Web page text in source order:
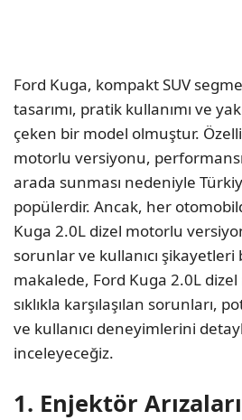
Ford Kuga, kompakt SUV
tasarımı, pratik kullanımı ve
çeken bir model olmuştur.
motorlu versiyonu,
arada sunması nedeniyle
popülerdir. Ancak, her
Kuga 2.0L dizel motorlu
sorunlar ve kullanıcı şikayetleri
makalede, Ford Kuga 2.0L
sıklıkla karşılaşılan sorunları,
ve kullanıcı deneyimlerini
inceleyeceğiz.
1. Enjektör Arızaları